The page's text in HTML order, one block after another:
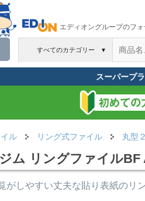
エディオングループのフ
すべてのカテゴリー ▼
スーパープ
ル リング式ファイル 丸型
ム リングファイルBF
がしやすい丈夫な貼り表紙のリ